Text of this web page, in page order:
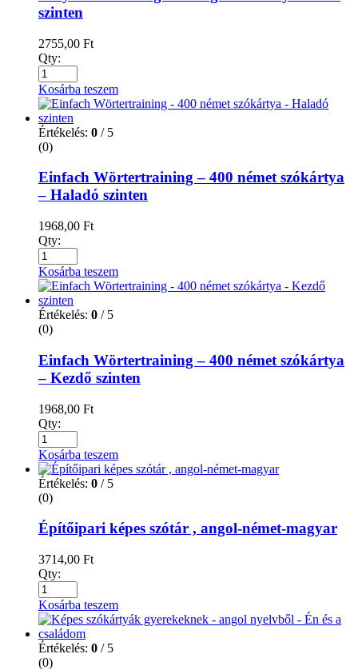
szinten
2755,00 Ft
Qty:
Kosárba teszem
Értékelés: 0 / 5
(0)
Einfach Wörtertraining – 400 német szókártya
– Haladó szinten
1968,00 Ft
Qty:
Kosárba teszem
Értékelés: 0 / 5
(0)
Einfach Wörtertraining – 400 német szókártya
– Kezdő szinten
1968,00 Ft
Qty:
Kosárba teszem
Értékelés: 0 / 5
(0)
Építőipari képes szótár , angol-német-magyar
3714,00 Ft
Qty:
Kosárba teszem
Értékelés: 0 / 5
(0)